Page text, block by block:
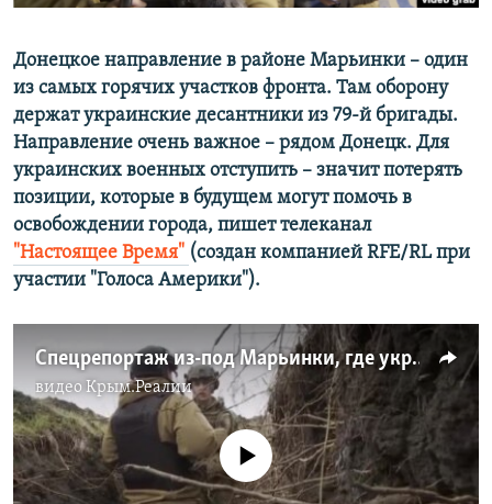
Донецкое направление в районе Марьинки – один
из самых горячих участков фронта. Там оборону
держат украинские десантники из 79-й бригады.
Направление очень важное – рядом Донецк. Для
украинских военных отступить – значит потерять
позиции, которые в будущем могут помочь в
освобождении города, пишет телеканал
"Настоящее Время" ​(создан компанией RFE/RL при
участии "Голоса Америки"). ​
Спецрепортаж из-под Марьинки, где украинские военные держат оборону
видео Крым.Реалии
No media source currently available